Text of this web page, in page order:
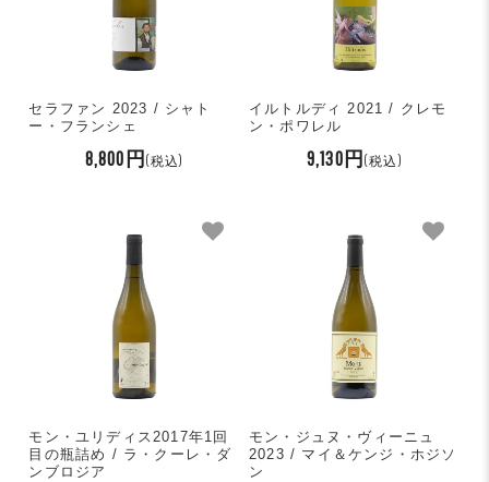
セラファン 2023 / シャト
ー・フランシェ
8,800円 (税込)
イルトルディ 2021 / クレモ
ン・ポワレル
9,130円 (税込)
モン・ユリディス2017年1回
目の瓶詰め / ラ・クーレ・ダ
ンブロジア
モン・ジュヌ・ヴィーニュ
2023 / マイ＆ケンジ・ホジソ
ン